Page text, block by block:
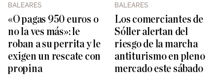
BALEARES
«O pagas 950 euros o
no la ves más»: le
roban a su perrita y le
exigen un rescate con
propina
BALEARES
Los comerciantes de
Sóller alertan del
riesgo de la marcha
antiturismo en pleno
mercado este sábado